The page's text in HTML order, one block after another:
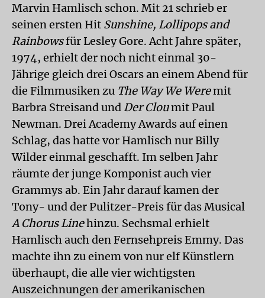
Marvin Hamlisch schon. Mit 21 schrieb er
seinen ersten Hit Sunshine, Lollipops and
Rainbowsfür Lesley Gore. Acht Jahre später,
1974, erhielt der noch nicht einmal 30-
Jährige gleich drei Oscars an einem Abend für
die Filmmusiken zu The Way We Weremit
Barbra Streisand und Der Cloumit Paul
Newman. Drei Academy Awards auf einen
Schlag, das hatte vor Hamlisch nur Billy
Wilder einmal geschafft. Im selben Jahr
räumte der junge Komponist auch vier
Grammys ab. Ein Jahr darauf kamen der
Tony- und der Pulitzer-Preis für das Musical
A Chorus Linehinzu. Sechsmal erhielt
Hamlisch auch den Fernsehpreis Emmy. Das
machte ihn zu einem von nur elf Künstlern
überhaupt, die alle vier wichtigsten
Auszeichnungen der amerikanischen